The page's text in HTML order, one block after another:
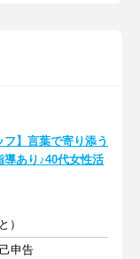
フ】言葉で寄り添う
あり♪40代女性活
）
申告